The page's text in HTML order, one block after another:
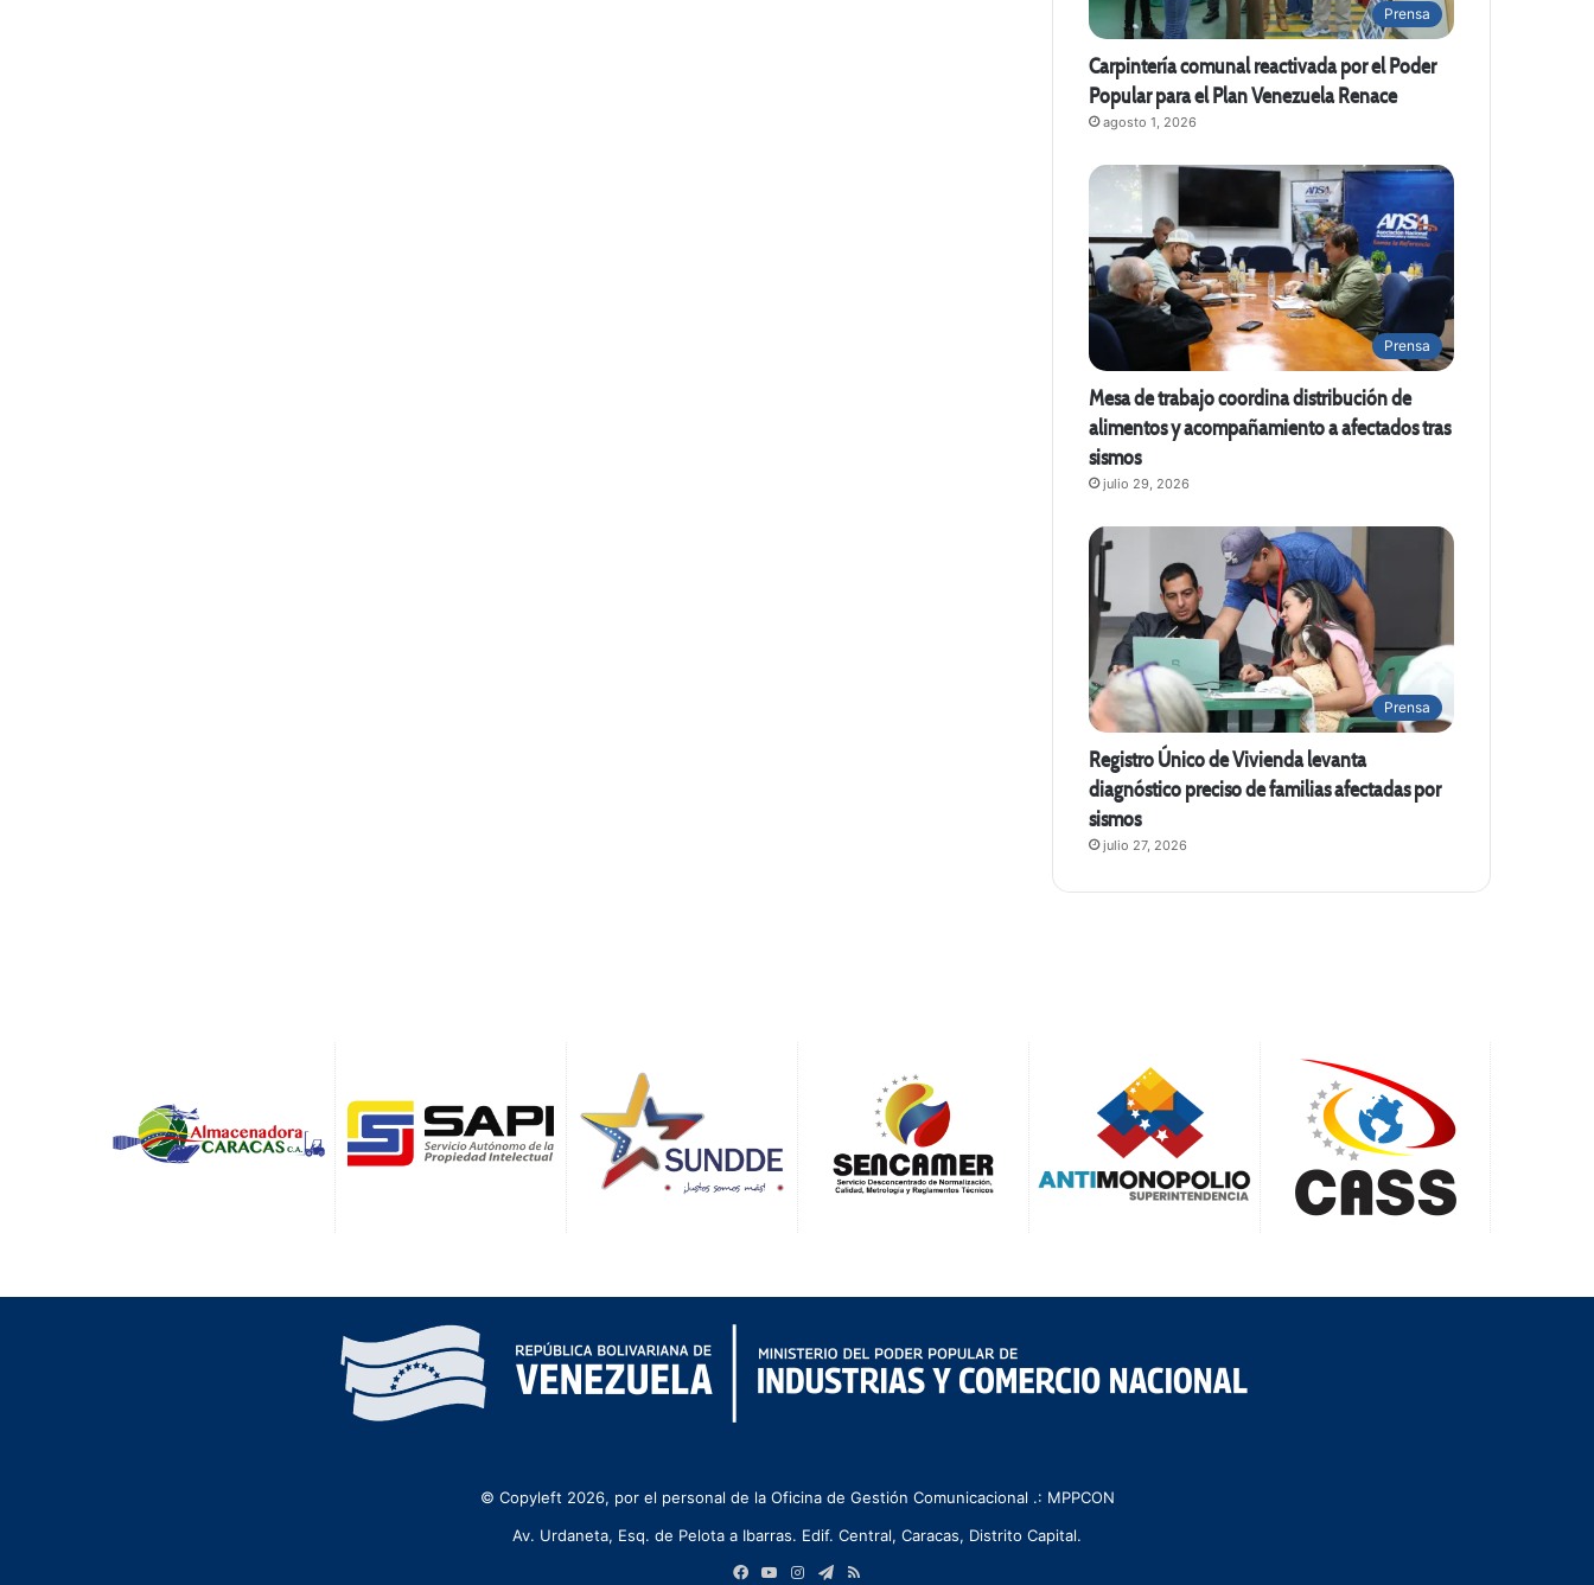
Prensa
Carpintería comunal reactivada por el Poder
Popular para el Plan Venezuela Renace
agosto 1, 2026
Prensa
Mesa de trabajo coordina distribución de
alimentos y acompañamiento a afectados tras
sismos
julio 29, 2026
Prensa
Registro Único de Vivienda levanta
diagnóstico preciso de familias afectadas por
sismos
julio 27, 2026
© Copyleft 2026, por el personal de la Oficina de Gestión Comunicacional .: MPPCON
Av. Urdaneta, Esq. de Pelota a Ibarras. Edif. Central, Caracas, Distrito Capital.
Facebook
YouTubeInstagram
Telegram